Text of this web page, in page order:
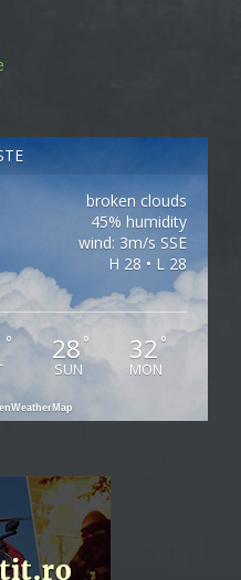
broken clouds
45% humidity
wind: 3m/s SSE
H 28 • L 28
° 28 °
SUN
32 °
MON